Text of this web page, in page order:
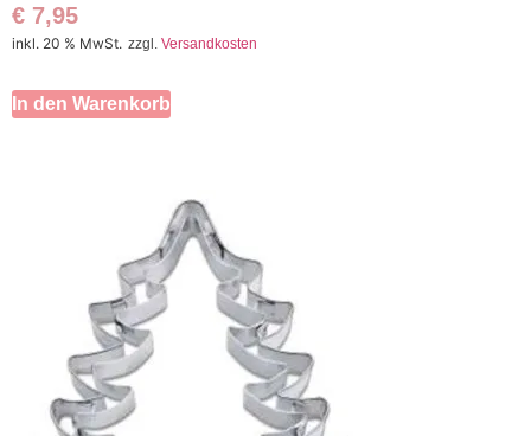
€ 7,95
inkl. 20 % MwSt. zzgl. Versandkosten
In den Warenkorb